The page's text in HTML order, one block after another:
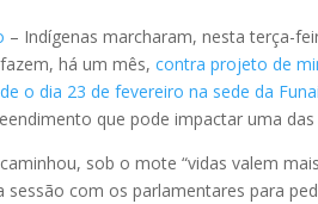
– Indígenas marcharam, nesta terça-
há um mês,contra projeto de
o dia 23 de fevereiro na sede da Funai
que pode impactar uma
sob o mote “vidas valem
sessão com os parlamentares para